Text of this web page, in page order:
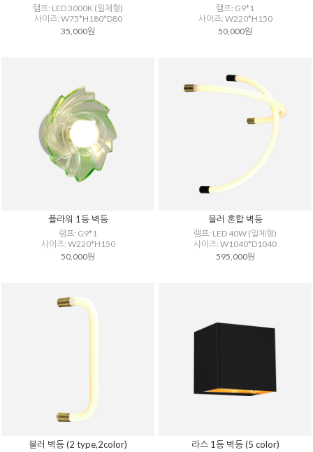
램프: LED 3000K (일체형)
사이즈: W75*H180*D80
35,000원
램프: G9*1
사이즈: W220*H150
50,000원
플라워 1등 벽등
램프: G9*1
사이즈: W220*H150
50,000원
블러 혼합 벽등
램프: LED 40W (일체형)
사이즈: W1040*D1040
595,000원
블러 벽등 (2 type,2color) 라스 1등 벽등 (5 color)